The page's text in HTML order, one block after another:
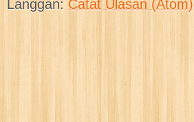
Langgan: Catat Ulasan (Atom)